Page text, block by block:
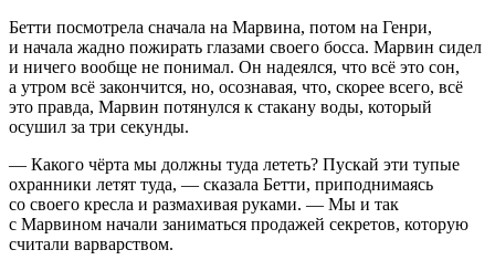
Бетти посмотрела сначала на Марвина, потом на Генри,
и начала жадно пожирать глазами своего босса. Марвин сидел
и ничего вообще не понимал. Он надеялся, что всё это сон,
а утром всё закончится, но, осознавая, что, скорее всего, всё
это правда, Марвин потянулся к стакану воды, который
осушил за три секунды.
— Какого чёрта мы должны туда лететь? Пускай эти тупые
охранники летят туда, — сказала Бетти, приподнимаясь
со своего кресла и размахивая руками. — Мы и так
с Марвином начали заниматься продажей секретов, которую
считали варварством.